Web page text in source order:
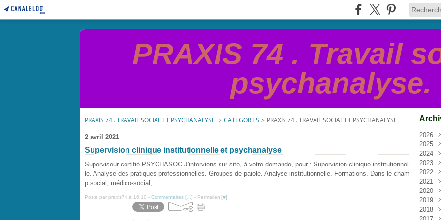
PRAXIS 74 . Travail
psychanalyse.
PRAXIS 74 . TRAVAIL SOCIAL ET PSYCHANALYSE. > CATEGORIES > PRAXIS 74 . TRAVAIL SOCIAL ET PSYCHANALYSE.
2 avril 2021
Supervision clinique institutionnelle et psychanalyse
Superviseur certifié PSYCHASOC J’interviens sur site, à votre demande, pour : Supervision clinique institutionnel
le. Analyse des pratiques professionnelles. Groupes de parole. Analyse institutionnelle. Formations. Dans le cham
p social, médico-social,...
Posté par praxis74 à 16:10 - Commentaires [ ] - Permalien [#]
2026
Juin
Avril
Mars
2025
Mai
2024
Avril
2023
Mars
2022
Août
Juin
2021
2020
Août
2019
2018